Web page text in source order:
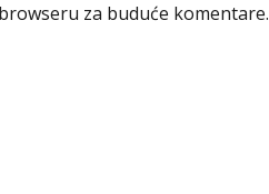
za buduće komentare.